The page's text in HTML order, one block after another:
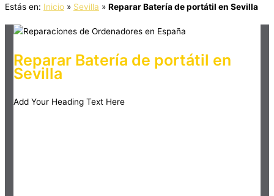
Estás en: Inicio » Sevilla » Reparar Batería de portátil en Sevilla
Reparar Batería de portátil en
Sevilla
Add Your Heading Text Here